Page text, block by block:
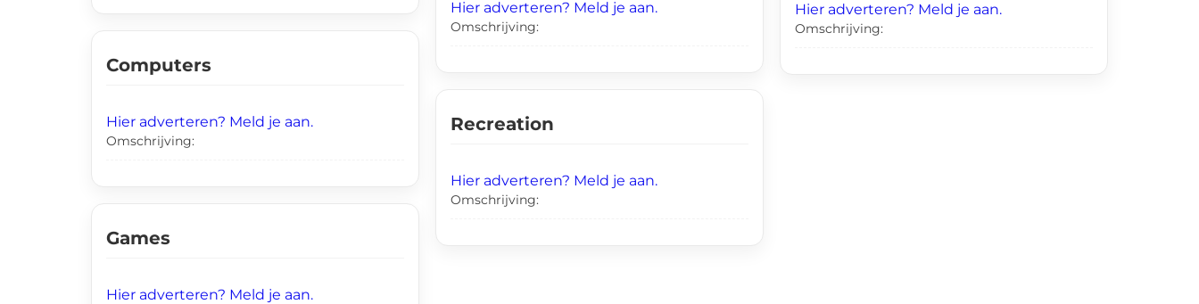
Computers
Hier adverteren? Meld je aan.
Omschrijving:
Games
Hier adverteren? Meld je aan.
Hier adverteren? Meld je aan.
Omschrijving:
Recreation
Hier adverteren? Meld je aan.
Omschrijving:
Hier adverteren? Meld je aan.
Omschrijving: